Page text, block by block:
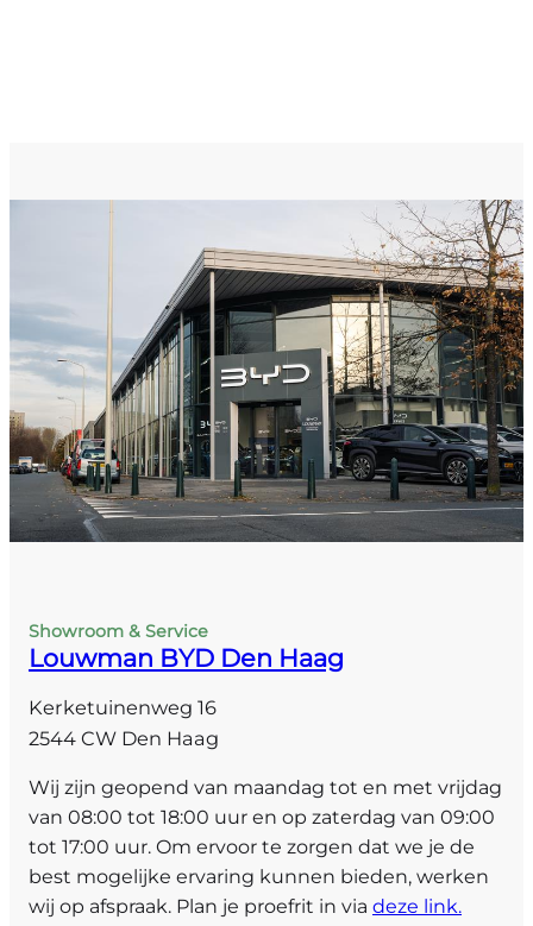
Showroom & Service
Louwman BYD Den Haag
Kerketuinenweg 16
2544 CW Den Haag
Wij zijn geopend van maandag tot en met vrijdag
van 08:00 tot 18:00 uur en op zaterdag van 09:00
tot 17:00 uur. Om ervoor te zorgen dat we je de
best mogelijke ervaring kunnen bieden, werken
wij op afspraak. Plan je proefrit in via deze link.